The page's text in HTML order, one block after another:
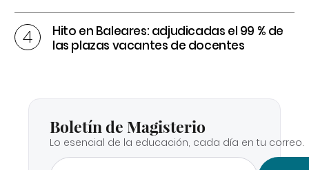
Hito en Baleares: adjudicadas el 99 % de
las plazas vacantes de docentes
Boletín de Magisterio
Lo esencial de la educación, cada día en tu correo.